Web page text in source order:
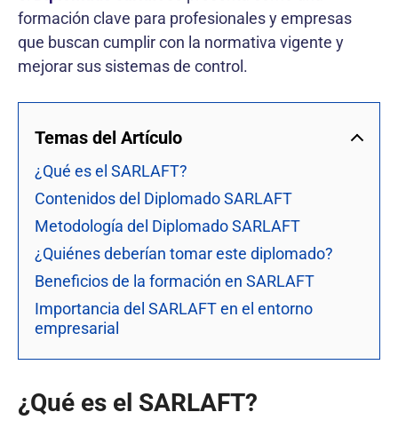
formación clave para profesionales y empresas
que buscan cumplir con la normativa vigente y
mejorar sus sistemas de control.
Temas del Artículo
¿Qué es el SARLAFT?
Contenidos del Diplomado SARLAFT
Metodología del Diplomado SARLAFT
¿Quiénes deberían tomar este diplomado?
Beneficios de la formación en SARLAFT
Importancia del SARLAFT en el entorno
empresarial
¿Qué es el SARLAFT?